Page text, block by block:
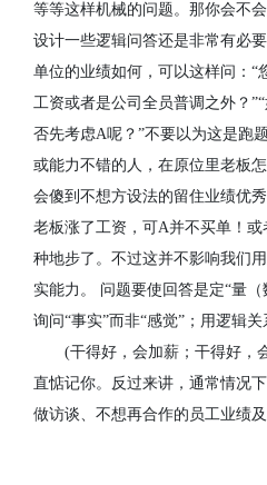
等等这样机械的问题。那你会不
设计一些逻辑问答还是非常有必要
单位的业绩如何，可以这样问： “
工资或者是公司全员普调之外？ ”“
否先考虑A呢？ ”不要以为这是跑
或能力不错的人，在原位里老板
会傻到不想方设法的留住业绩优
老板涨了工资，可A并不买单！
种地步了。不过这并不影响我们
实能力。
问题要使回答是定“量（
询问“事实”而非“感觉” ；用逻辑关
(干得好，会加薪；干得好，
直惦记你。反过来讲，通常情况
做访谈、不想再合作的员工业绩